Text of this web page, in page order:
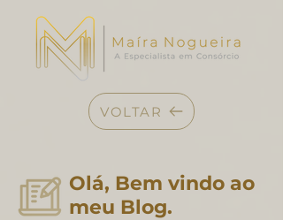
VOLTAR
Olá, Bem vindo ao
meu Blog.